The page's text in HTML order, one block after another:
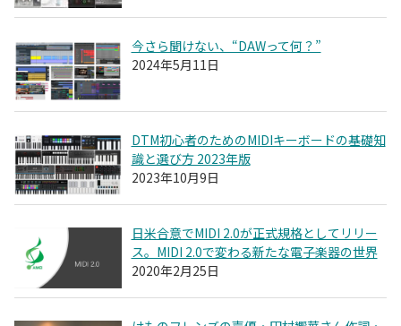
今さら聞けない、“DAWって何？”
2024年5月11日
DTM初心者のためのMIDIキーボードの基礎知
識と選び方 2023年版
2023年10月9日
日米合意でMIDI 2.0が正式規格としてリリー
ス。MIDI 2.0で変わる新たな電子楽器の世界
2020年2月25日